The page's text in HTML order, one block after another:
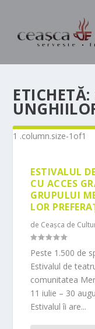
ETICHETĂ:
ESTIVALUL
CU ACCES
GRUPULUI
LOR
de Ceașca de
Peste 1.500 de
Estivalul de
comunitatea
11 iulie – 30
Estivalul îi are...